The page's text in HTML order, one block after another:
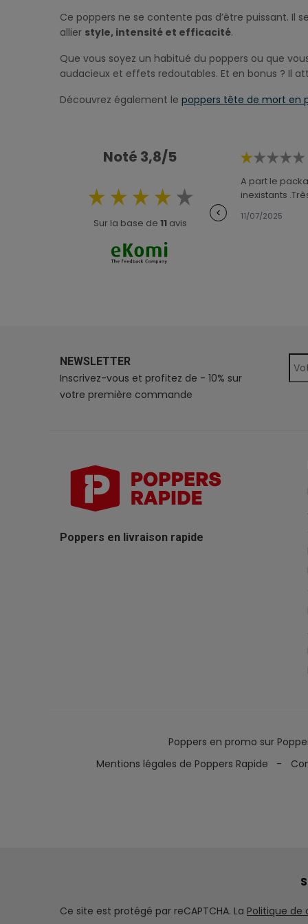
Ce poppers ne se contente pas d’être puissant. Il
allier style, intensité et efficacité.
Que vous soyez un habitué du poppers ou que
audacieux et effets redoutables. Et en bonus ? Il
Découvrez également le poppers tête de mort en
Noté 3,8/5
Sur la base de 11 avis
A part le
inexistants
11/07/2025
<
NEWSLETTER
Inscrivez-vous et profitez de - 10% sur
votre première commande
Poppers en livraison rapide
Poppers en promo sur
Mentions légales de Poppers Rapide
Ce site est protégé par reCAPTCHA. La Politique